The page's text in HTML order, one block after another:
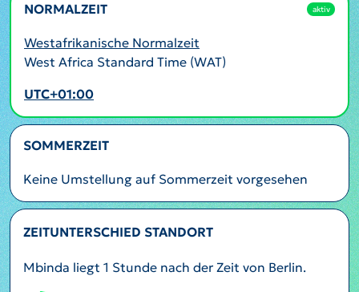
NORMALZEIT aktiv
Westafrikanische Normalzeit
West Africa Standard Time (WAT)
UTC+01:00
SOMMERZEIT
Keine Umstellung auf Sommerzeit vorgesehen
ZEITUNTERSCHIED STANDORT
Mbinda liegt 1 Stunde nach der Zeit von Berlin.